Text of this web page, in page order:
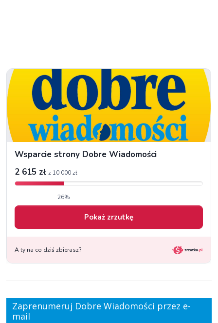
Zaprenumeruj Dobre Wiadomości przez e-
mail